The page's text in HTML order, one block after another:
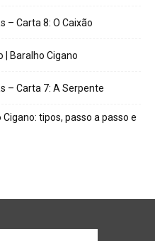
– Carta 8: O Caixão
| Baralho Cigano
– Carta 7: A Serpente
tipos, passo a passo e